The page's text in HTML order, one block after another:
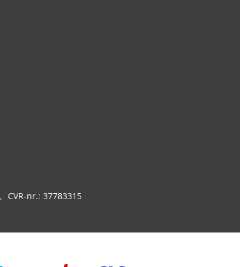
CVR-nr.: 37783315